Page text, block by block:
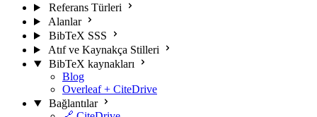
Referans Türleri
Alanlar
BibTeX SSS
Atıf ve Kaynakça Stilleri
BibTeX kaynakları
Blog
Overleaf + CiteDrive
Bağlantılar